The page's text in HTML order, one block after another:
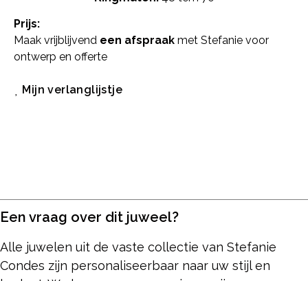
Prijs:
Maak vrijblijvend een afspraak met Stefanie voor
ontwerp en offerte
Mijn verlanglijstje
Een vraag over dit juweel?
Alle juwelen uit de vaste collectie van Stefanie
Condes zijn personaliseerbaar naar uw stijl en